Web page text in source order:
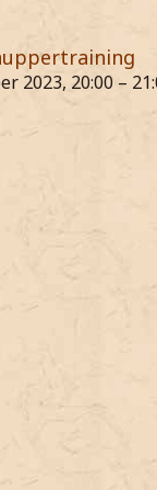
2023, 20:00 –